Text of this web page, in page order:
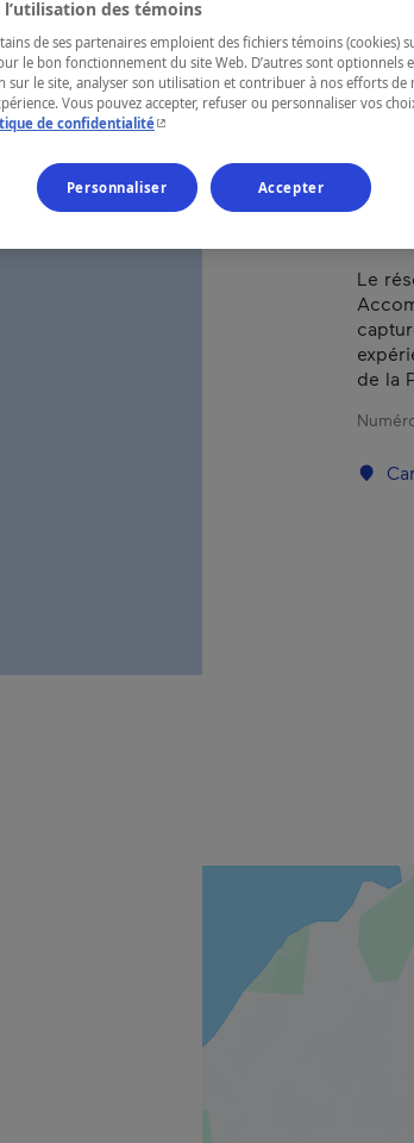
Le
de la
l’utilisation des témoins
de ses partenaires emploient des fichiers témoins (cookies)
le bon fonctionnement du site Web. D’autres sont optionnels
sur le site, analyser son utilisation et contribuer à nos efforts
Vous pouvez accepter, refuser ou personnaliser vos
de confidentialité- Cet hyperlien s'ouvrira dans une
Personnaliser Accepter